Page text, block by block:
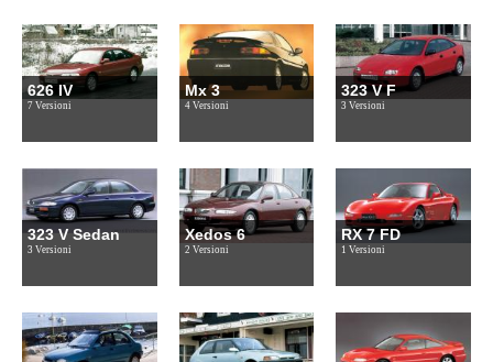
626 IV
7 Versioni
Mx 3
4 Versioni
323 V F
3 Versioni
323 V Sedan
3 Versioni
Xedos 6
2 Versioni
RX 7 FD
1 Versioni